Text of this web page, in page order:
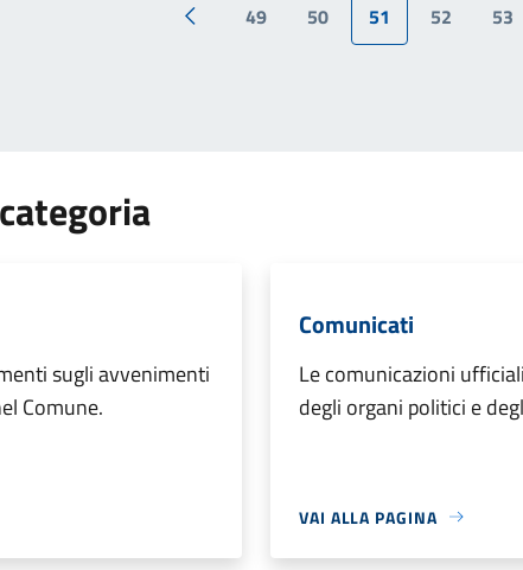
Pagina precedente
49 50 51 52 53
sugli avvenimenti
Comune.
Comunicati
Le comunicazioni
degli organi politici e
VAI ALLA PAGINA